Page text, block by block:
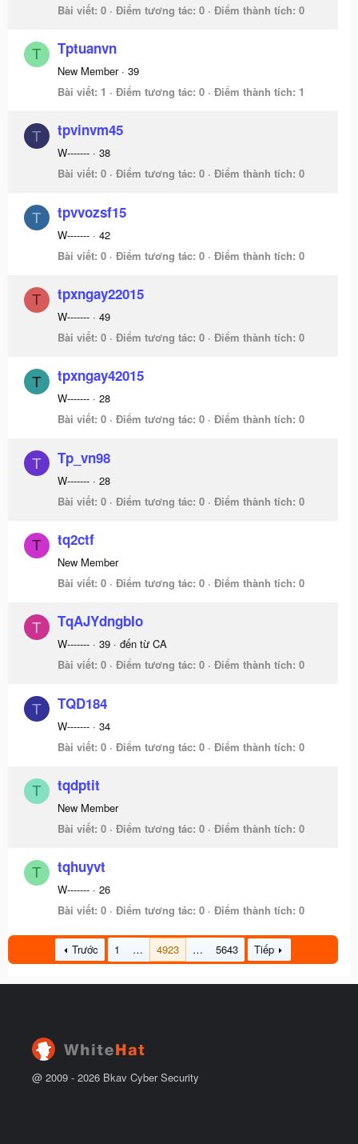
Bài viết 0 Điểm tương tác 0 Điểm thành tích 0
T Tptuanvn
New Member · 39
Bài viết 1 Điểm tương tác 0 Điểm thành tích 1
T tpvinvm45
W------- · 38
Bài viết 0 Điểm tương tác 0 Điểm thành tích 0
T tpvvozsf15
W------- · 42
Bài viết 0 Điểm tương tác 0 Điểm thành tích 0
T tpxngay22015
W------- · 49
Bài viết 0 Điểm tương tác 0 Điểm thành tích 0
T tpxngay42015
W------- · 28
Bài viết 0 Điểm tương tác 0 Điểm thành tích 0
T Tp_vn98
W------- · 28
Bài viết 0 Điểm tương tác 0 Điểm thành tích 0
T tq2ctf
New Member
Bài viết 0 Điểm tương tác 0 Điểm thành tích 0
T TqAJYdngbIo
W------- · 39 · đến từ CA
Bài viết 0 Điểm tương tác 0 Điểm thành tích 0
T TQD184
W------- · 34
Bài viết 0 Điểm tương tác 0 Điểm thành tích 0
T tqdptit
New Member
Bài viết 0 Điểm tương tác 0 Điểm thành tích 0
T tqhuyvt
W------- · 26
Bài viết 0 Điểm tương tác 0 Điểm thành tích 0
Trước 1 … 4923 … 5643 Tiếp
@ 2009 - 2026 Bkav Cyber Security